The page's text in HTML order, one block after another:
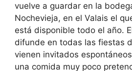
vuelve a guardar en la
Nochevieja, en el Valais el
está disponible todo el año.
difunde en todas las fiestas
vienen invitados
una comida muy poco